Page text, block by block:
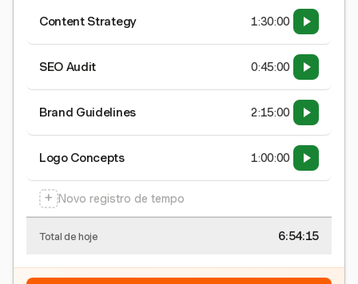
Content Strategy 1:30:00
SEO Audit 0:45:00
Brand Guidelines 2:15:00
Logo Concepts 1:00:00
+ Novo registro de tempo
Total de hoje 6:54:15